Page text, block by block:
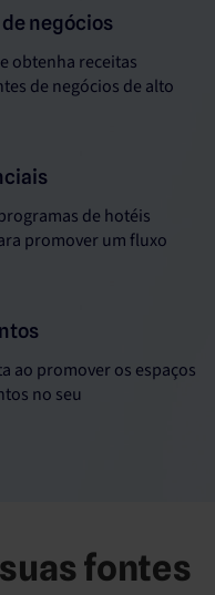
negócios
obtenha receitas
de negócios de alto
de hotéis
promover um fluxo
ao promover os espaços
no seu
fontes